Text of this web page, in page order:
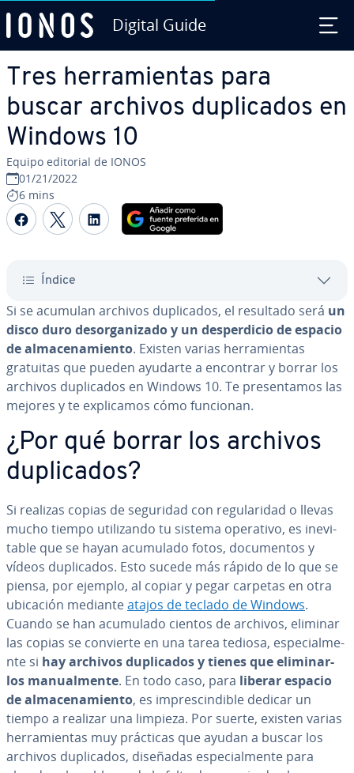
Digital Guide
Tres he­rra­mie­n­tas para
buscar archivos du­pli­ca­dos en
Windows 10
Equipo editorial de IONOS
01/21/2022
6 mins
Compartir Facebook
Compartir Twitter
Compartir LinkedIn
Índice
Si se acumulan archivos du­pli­ca­dos, el resultado será un
disco duro des­or­ga­ni­za­do y un de­s­pe­r­di­cio de espacio
de al­ma­ce­na­mie­n­to. Existen varias he­rra­mie­n­tas
gratuitas que pueden ayudarte a encontrar y borrar los
archivos du­pli­ca­dos en Windows 10. Te pre­se­n­ta­mos las
mejores y te ex­pli­ca­mos cómo funcionan.
¿Por qué borrar los archivos
du­pli­ca­dos?
Si realizas copias de seguridad con re­gu­la­ri­dad o llevas
mucho tiempo uti­li­za­n­do tu sistema operativo, es in­e­vi­
ta­ble que se hayan acumulado fotos, do­cu­me­n­tos y
vídeos du­pli­ca­dos. Esto sucede más rápido de lo que se
piensa, por ejemplo, al copiar y pegar carpetas en otra
ubicación medianteatajos de teclado de Windows.
Cuando se han acumulado cientos de archivos, eliminar
las copias se convierte en una tarea tediosa, es­pe­cia­l­me­
n­te si hay archivos du­pli­ca­dos y tienes que eli­mi­nar­
los ma­nua­l­me­n­te. En todo caso, para liberar espacio
de al­ma­ce­na­mie­n­to, es im­pre­s­ci­n­di­ble dedicar un
tiempo a realizar una limpieza. Por suerte, existen varias
he­rra­mie­n­tas muy prácticas que ayudan a buscar los
archivos du­pli­ca­dos, diseñadas es­pe­cia­l­me­n­te para